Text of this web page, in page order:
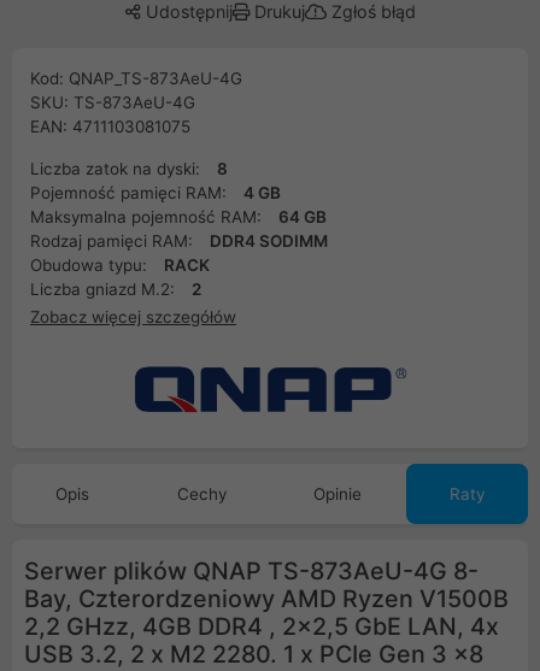
Udostępnij Drukuj Zgłoś błąd
Kod: QNAP_TS-873AeU-4G
SKU: TS-873AeU-4G
EAN: 4711103081075
Liczba zatok na dyski:
8
Pojemność pamięci RAM:
4 GB
Maksymalna pojemność RAM:
64 GB
Rodzaj pamięci RAM:
DDR4 SODIMM
Obudowa typu:
RACK
Liczba gniazd M.2:
2
Zobacz więcej szczegółów
Opis Cechy Opinie Raty
Serwer plików QNAP TS-873AeU-4G 8-
Bay, Czterordzeniowy AMD Ryzen V1500B
2,2 GHzz, 4GB DDR4 , 2x2,5 GbE LAN, 4x
USB 3.2, 2 x M2 2280. 1 x PCIe Gen 3 x8